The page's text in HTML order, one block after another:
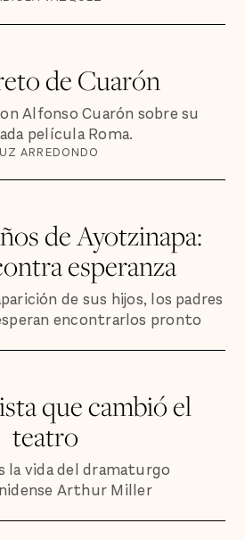
de Cuarón
Alfonso Cuarón sobre su
película Roma.
ARREDONDO
de Ayotzinapa:
esperanza
de sus hijos, los padres
encontrarlos pronto
que cambió el
teatro
la vida del dramaturgo
Arthur Miller